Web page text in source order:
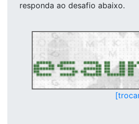
responda ao desafio abaixo.